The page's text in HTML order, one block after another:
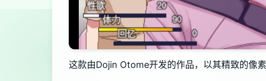
这款由Dojin Otome开发的作品，以其精致的像